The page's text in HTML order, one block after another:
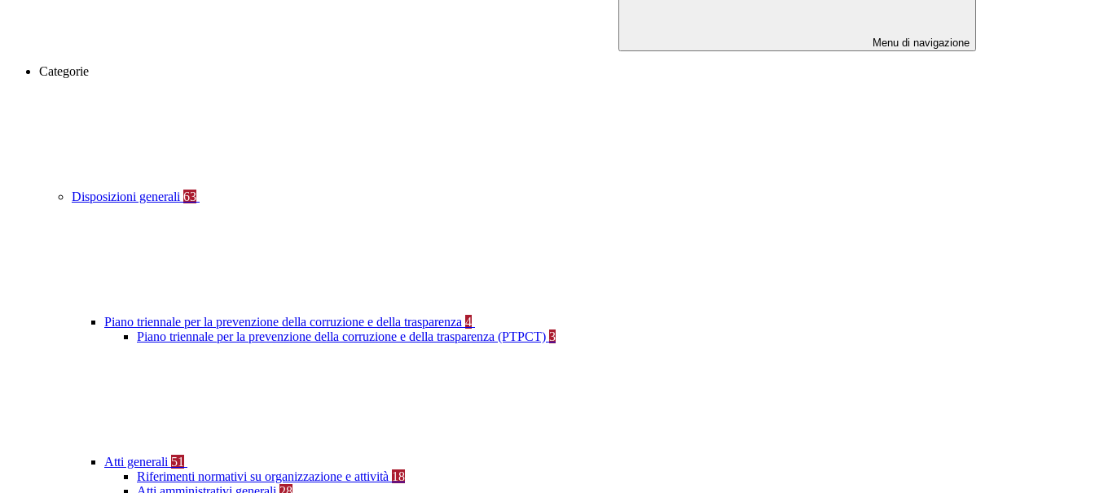
Menu di navigazione
Categorie
Disposizioni generali 63
Piano triennale per la prevenzione della corruzione e della trasparenza 4
Piano triennale per la prevenzione della corruzione e della trasparenza (PTPCT) 3
Atti generali 51
Riferimenti normativi su organizzazione e attività 18